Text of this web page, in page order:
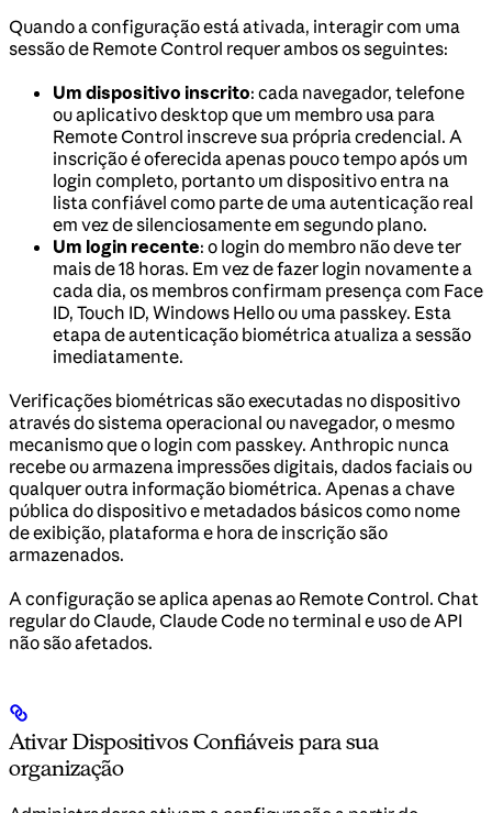
Quando a configuração está ativada, interagir com uma
sessão de Remote Control requer ambos os seguintes:
Um dispositivo inscrito: cada navegador, telefone
ou aplicativo desktop que um membro usa para
Remote Control inscreve sua própria credencial. A
inscrição é oferecida apenas pouco tempo após um
login completo, portanto um dispositivo entra na
lista confiável como parte de uma autenticação real
em vez de silenciosamente em segundo plano.
Um login recente: o login do membro não deve ter
mais de 18 horas. Em vez de fazer login novamente a
cada dia, os membros confirmam presença com Face
ID, Touch ID, Windows Hello ou uma passkey. Esta
etapa de autenticação biométrica atualiza a sessão
imediatamente.
Verificações biométricas são executadas no dispositivo
através do sistema operacional ou navegador, o mesmo
mecanismo que o login com passkey. Anthropic nunca
recebe ou armazena impressões digitais, dados faciais ou
qualquer outra informação biométrica. Apenas a chave
pública do dispositivo e metadados básicos como nome
de exibição, plataforma e hora de inscrição são
armazenados.
A configuração se aplica apenas ao Remote Control. Chat
regular do Claude, Claude Code no terminal e uso de API
não são afetados.
Ativar Dispositivos Confiáveis para sua
organização